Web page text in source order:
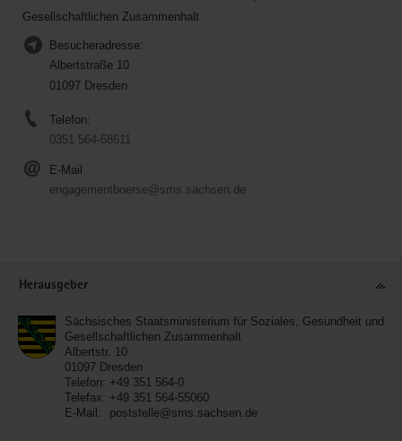
Gesellschaftlichen Zusammenhalt
Besucheradresse:
Albertstraße 10
01097 Dresden
Telefon:
0351 564-58611
E-Mail
engagementboerse@sms.sachsen.de
Herausgeber
Sächsisches Staatsministerium für Soziales, Gesundheit und
Gesellschaftlichen Zusammenhalt
Albertstr. 10
01097 Dresden
Telefon: +49 351 564-0
Telefax: +49 351 564-55060
E-Mail:
poststelle@sms.sachsen.de